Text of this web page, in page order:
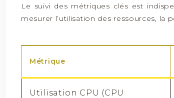
Le suivi des métriques clés est
mesurer l’utilisation des ressources, la
Métrique
Utilisation CPU (CPU